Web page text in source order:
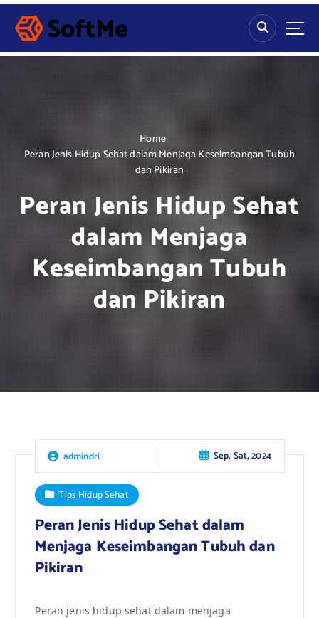
S
p
Home
Peran Jenis Hidup Sehat dalam Menjaga Keseimbangan Tubuh
dan Pikiran
Peran Jenis Hidup Sehat
dalam Menjaga
Keseimbangan Tubuh
dan Pikiran
admindri Sep, Sat, 2024
Tips Hidup Sehat
Peran Jenis Hidup Sehat dalam
Menjaga Keseimbangan Tubuh dan
Pikiran
Peran jenis hidup sehat dalam menjaga